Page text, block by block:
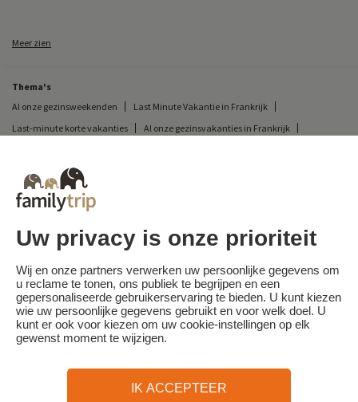
Meer zien
Thema's
Al onze gezinsweekenden
Last Minute Vakantie in Frankrijk
Last-minute korte vakanties
Al onze gezinsvakanties in Frankrijk
Bestemmingen
Skivakantie in Frankrijk
Familytrip © 2026 Familytrip
Wie zijn wij?
Algemene voorwaarden en privacybeleid
Wat de pers over ons te zeggen heeft
Partners FAQ Blog
Beveiligde betaling Réalisé par Sooyoos
Heb je hulp nodig? 09 72 26 99 33
Uw privacy is onze prioriteit
Wij en onze partners verwerken uw persoonlijke gegevens om
u reclame te tonen, ons publiek te begrijpen en een
gepersonaliseerde gebruikerservaring te bieden. U kunt kiezen
wie uw persoonlijke gegevens gebruikt en voor welk doel. U
kunt er ook voor kiezen om uw cookie-instellingen op elk
gewenst moment te wijzigen.
IK ACCEPTEER